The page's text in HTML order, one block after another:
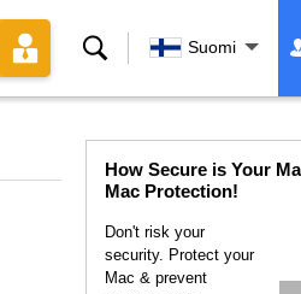
Hae Suomi
How Secure is Your
Mac Protection!
Don't risk your
security. Protect your
Mac & prevent